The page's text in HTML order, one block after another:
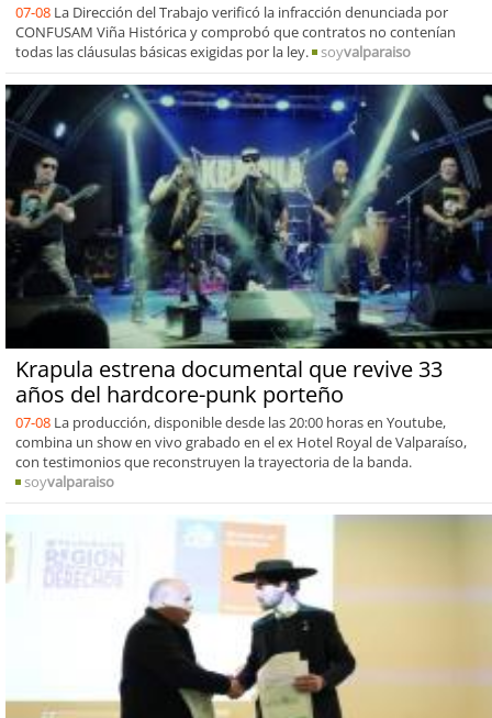
07-08 La Dirección del Trabajo verificó la infracción denunciada por
CONFUSAM Viña Histórica y comprobó que contratos no contenían
todas las cláusulas básicas exigidas por la ley.
soyvalparaiso
Krapula estrena documental que revive 33
años del hardcore-punk porteño
07-08 La producción, disponible desde las 20:00 horas en Youtube,
combina un show en vivo grabado en el ex Hotel Royal de Valparaíso,
con testimonios que reconstruyen la trayectoria de la banda.
soyvalparaiso